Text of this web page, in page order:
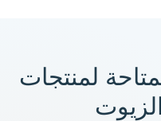
لمنتجات